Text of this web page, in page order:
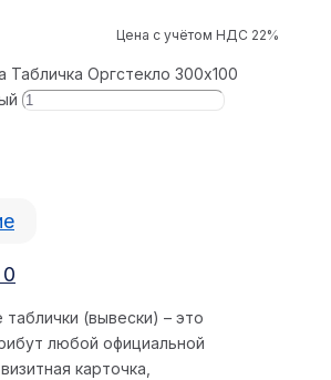
Цена с учётом НДС 22%
Табличка Оргстекло 300x100
0
(вывески) – это
любой официальной
карточка,